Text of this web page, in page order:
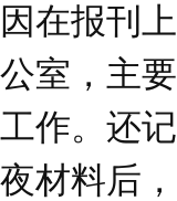
在报刊
室，主
作。还
材料后